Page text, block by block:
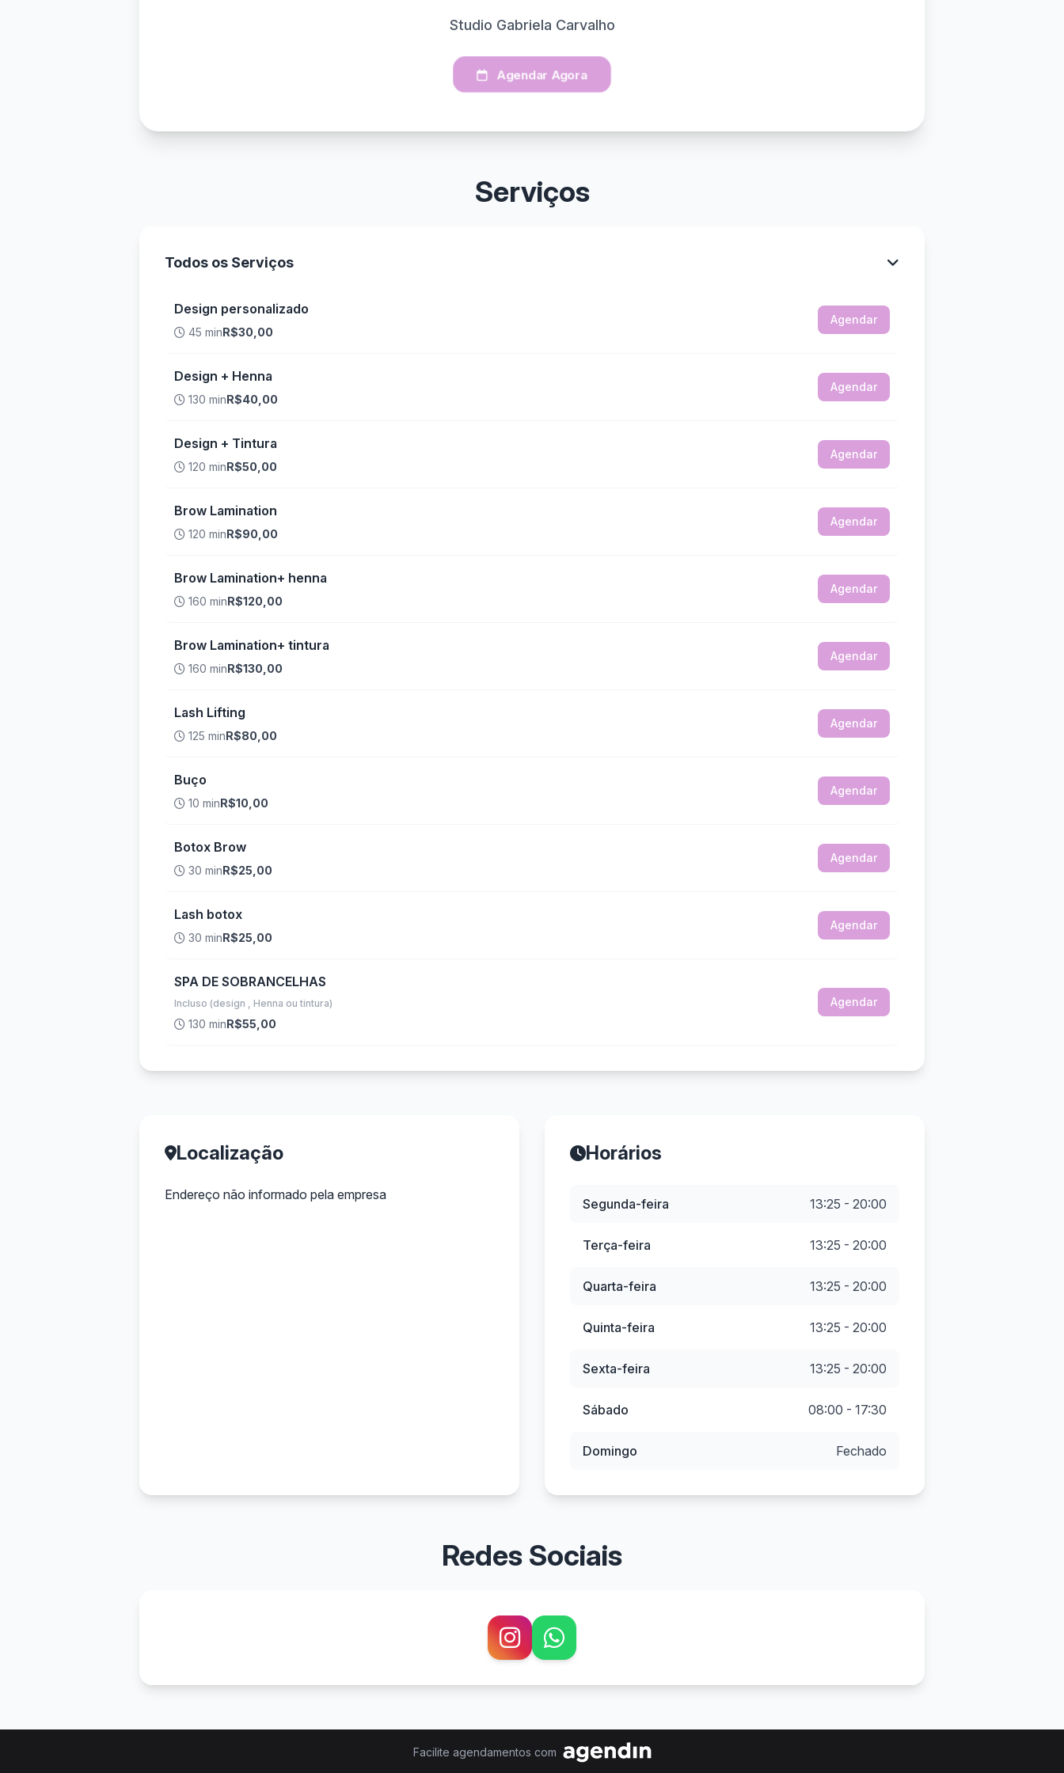
Studio Gabriela Carvalho
Agendar Agora
Serviços
Todos os Serviços
Design personalizado
45 minR$30,00
Agendar
Design + Henna
130 minR$40,00
Agendar
Design + Tintura
120 minR$50,00
Agendar
Brow Lamination
120 minR$90,00
Agendar
Brow Lamination+ henna
160 minR$120,00
Agendar
Brow Lamination+ tintura
160 minR$130,00
Agendar
Lash Lifting
125 minR$80,00
Agendar
Buço
10 minR$10,00
Agendar
Botox Brow
30 minR$25,00
Agendar
Lash botox
30 minR$25,00
Agendar
SPA DE SOBRANCELHAS
Incluso (design , Henna ou tintura)
130 minR$55,00
Agendar
Localização
Endereço não informado pela empresa
Horários
Segunda-feira 13:25 - 20:00
Terça-feira 13:25 - 20:00
Quarta-feira 13:25 - 20:00
Quinta-feira 13:25 - 20:00
Sexta-feira 13:25 - 20:00
Sábado 08:00 - 17:30
Domingo Fechado
Redes Sociais
Facilite agendamentos com